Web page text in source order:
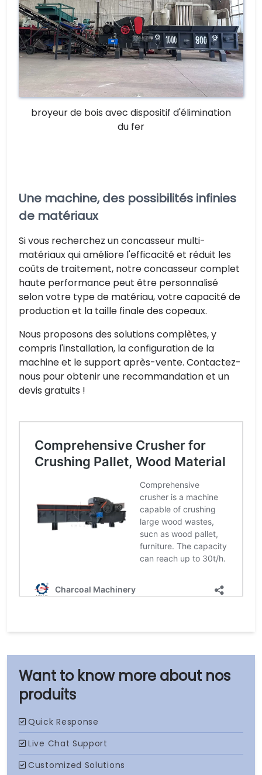
nos
produits
broyeur de bois avec dispositif d'élimination
du fer
Une machine, des possibilités infinies
de matériaux
Si vous recherchez un concasseur multi-
matériaux qui améliore l'efficacité et réduit les
coûts de traitement, notre concasseur complet
haute performance peut être personnalisé
selon votre type de matériau, votre capacité de
production et la taille finale des copeaux.
Nous proposons des solutions complètes, y
compris l'installation, la configuration de la
machine et le support après-vente. Contactez-
nous pour obtenir une recommandation et un
devis gratuits !